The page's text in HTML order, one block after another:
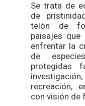
Se trata de
de
telón de
paisajes que
enfrentar la
de
protegidas
recreación,
con visión de